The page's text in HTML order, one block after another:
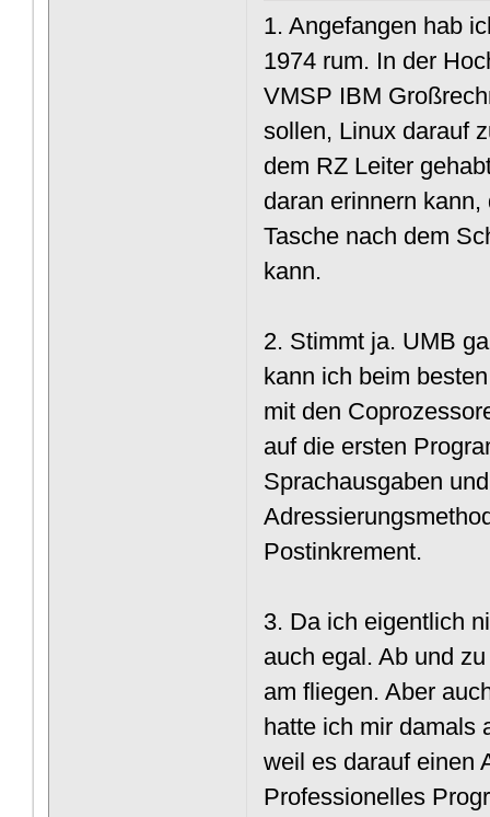
1. Angefangen hab
1974 rum. In der
VMSP IBM
sollen, Linux darauf
dem RZ Leiter
daran erinnern
Tasche nach dem
kann.
2. Stimmt ja. UMB
kann ich beim
mit den
auf die ersten
Sprachausgaben
Postinkrement.
3. Da ich eigentlich
auch egal. Ab und
am fliegen. Aber
hatte ich mir damals
weil es darauf einen
Professionelles